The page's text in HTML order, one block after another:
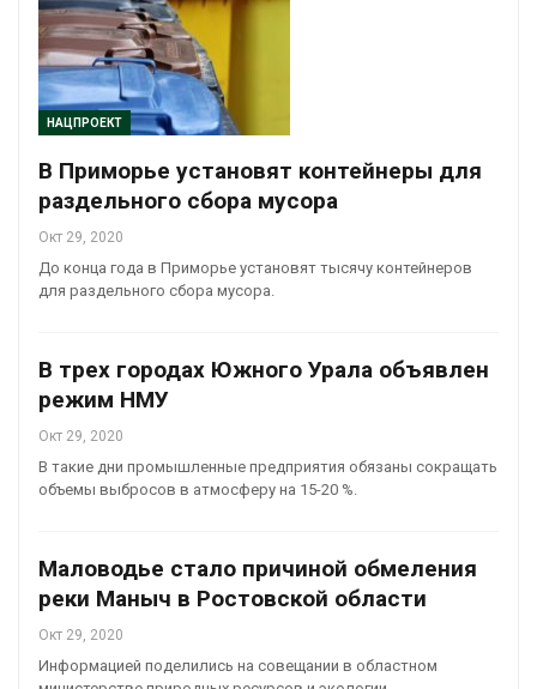
НАЦПРОЕКТ
В Приморье установят контейнеры для
раздельного сбора мусора
Окт 29, 2020
До конца года в Приморье установят тысячу контейнеров
для раздельного сбора мусора.
В трех городах Южного Урала объявлен
режим НМУ
Окт 29, 2020
В такие дни промышленные предприятия обязаны сокращать
объемы выбросов в атмосферу на 15-20 %.
Маловодье стало причиной обмеления
реки Маныч в Ростовской области
Окт 29, 2020
Информацией поделились на совещании в областном